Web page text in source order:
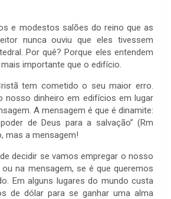
e modestos salões do reino que as
nunca ouviu que eles tivessem
Por quê? Porque eles entendem
importante que o edifício.
tem cometido o seu maior erro.
nosso dinheiro em edifícios em lugar
A mensagem é que é dinamite:
de Deus para a salvação” (Rm
mas a mensagem!
decidir se vamos empregar o nosso
na mensagem, se é que queremos
Em alguns lugares do mundo custa
de dólar para se ganhar uma alma